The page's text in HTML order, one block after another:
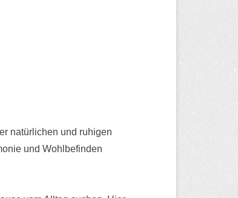
natürlichen und ruhigen
und Wohlbefinden